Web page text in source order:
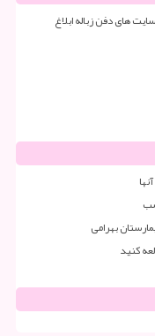
های دفن زباله ابلاغ
بهرامی
کنید